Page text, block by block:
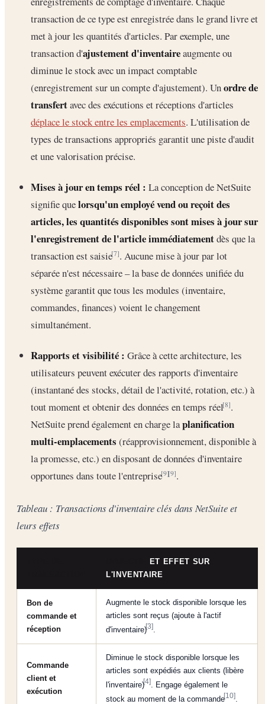
transaction de ce type est enregistrée dans le grand livre et
met à jour les quantités d'articles. Par exemple, une
transaction d'ajustement d'inventaireaugmente ou
diminue le stock avec un impact comptable
(enregistrement sur un compte d'ajustement). Unordre de
transfertavec des exécutions et réceptions d'articles
déplace le stock entre les emplacements. L'utilisation de
types de transactions appropriés garantit une piste d'audit
et une valorisation précise.
Mises à jour en temps réel : La conception de NetSuite
signifie quelorsqu'un employé vend ou reçoit des
articles, les quantités disponibles sont mises à jour sur
l'enregistrement de l'article immédiatementdès que la
transaction est saisie[7]. Aucune mise à jour par lot
séparée n'est nécessaire – la base de données unifiée du
système garantit que tous les modules (inventaire,
commandes, finances) voient le changement
simultanément.
Rapports et visibilité : Grâce à cette architecture, les
utilisateurs peuvent exécuter des rapports d'inventaire
(instantané des stocks, détail de l'activité, rotation, etc.) à
tout moment et obtenir des données en temps réel[8].
NetSuite prend également en charge laplanification
multi-emplacements (réapprovisionnement, disponible à
la promesse, etc.) en disposant de données d'inventaire
opportunes dans toute l'entreprise[9][9].
Tableau : Transactions d'inventaire clés dans NetSuite et
leurs effets
ET EFFET SUR
L'INVENTAIRE
Bon de
commande et
réception
Augmente le stock disponible lorsque les
articles sont reçus (ajoute à l'actif
d'inventaire)[3]
Commande
client et
exécution
Diminue le stock disponible lorsque les
articles sont expédiés aux clients (libère
l'inventaire)[4]
. Engage également le
stock au moment de la commande[10]